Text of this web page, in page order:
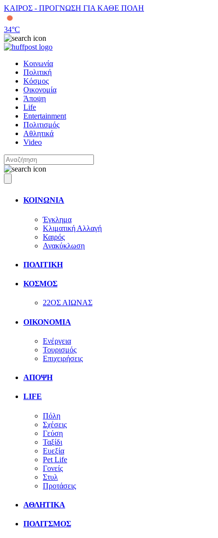
ΚΑΙΡΟΣ - ΠΡΟΓΝΩΣΗ ΓΙΑ ΚΑΘΕ ΠΟΛΗ
34°C
Κοινωνία
Πολιτική
Κόσμος
Οικονομία
Άποψη
Life
Entertainment
Πολιτισμός
Αθλητικά
Video
ΚΟΙΝΩΝΙΑ
Έγκλημα
Κλιματική Αλλαγή
Καιρός
Ανακύκλωση
ΠΟΛΙΤΙΚΗ
ΚΟΣΜΟΣ
22ΟΣ ΑΙΩΝΑΣ
ΟΙΚΟΝΟΜΙΑ
Ενέργεια
Τουρισμός
Επιχειρήσεις
ΑΠΟΨΗ
LIFE
Πόλη
Σχέσεις
Γεύση
Ταξίδι
Ευεξία
Pet Life
Γονείς
Στυλ
Προτάσεις
ΑΘΛΗΤΙΚΑ
ΠΟΛΙΤΣΜΟΣ